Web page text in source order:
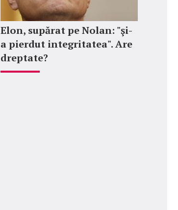
Elon, supărat pe Nolan: "şi-
a pierdut integritatea". Are
dreptate?